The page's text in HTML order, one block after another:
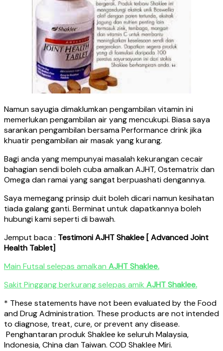
Namun sayugia dimaklumkan pengambilan vitamin ini
memerlukan pengambilan air yang mencukupi. Biasa saya
sarankan pengambilan bersama Performance drink jika
khuatir pengambilan air masak yang kurang.
Bagi anda yang mempunyai masalah kekurangan cecair
bahagian sendi boleh cuba amalkan AJHT, Ostematrix dan
Omega dan ramai yang sangat berpuashati dengannya.
Saya memegang prinsip duit boleh dicari namun kesihatan
tiada galang ganti. Berminat untuk dapatkannya boleh
hubungi kami seperti di bawah.
Jemput baca : Testimoni AJHT Shaklee [ Advanced Joint
Health Tablet]
Main Futsal selepas amalkan AJHT Shaklee.
Sakit Pinggang berkurang selepas amik AJHT Shaklee.
* These statements have not been evaluated by the Food
and Drug Administration. These products are not intended
to diagnose, treat, cure, or prevent any disease.
Penghantaran produk Shaklee ke seluruh Malaysia,
Indonesia, China dan Taiwan. COD Shaklee Miri.